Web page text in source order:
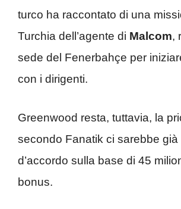
turco ha raccontato di una
Turchia dell’agente di Malcom,
sede del Fenerbahçe per
con i dirigenti.
Greenwood resta, tuttavia, la
secondo Fanatik ci sarebbe già
d’accordo sulla base di 45
bonus.